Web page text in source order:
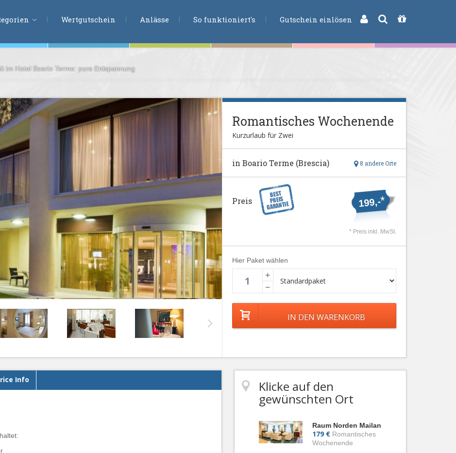
Gleiten
&Action
Gesundheit
Wertgutschein Anlässe So funktioniert's Gutschein einlösen
im Hotel Boario Terme: pure Entspannung
Romantisches Wochenende
Kurzurlaub für Zwei
8 andere Orte
in Boario Terme (Brescia)
199,-*
Preis
* Preis inkl. MwSt.
Hier Paket wählen
+
−
Info Klicke auf den
gewünschten Ort
Raum Norden Mailan
179 € Romantisches
Wochenende